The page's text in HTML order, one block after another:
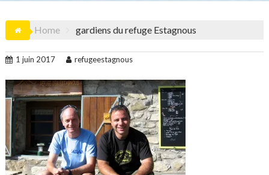
Home gardiens du refuge Estagnous
1 juin 2017 refugeestagnous